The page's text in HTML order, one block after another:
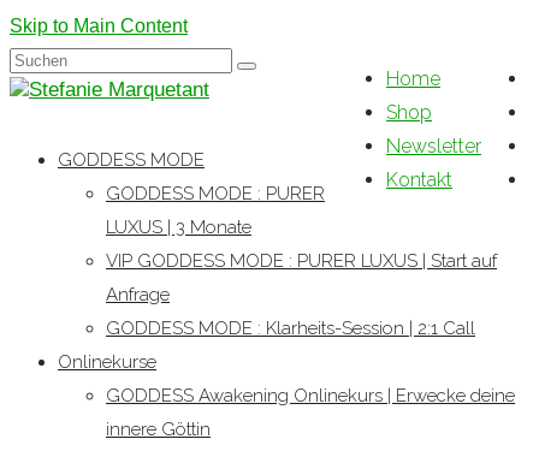
Skip to Main Content
Home
Shop
Newsletter
Kontakt
Suchen
nach:
GODDESS MODE
GODDESS MODE : PURER
LUXUS | 3 Monate
VIP GODDESS MODE : PURER LUXUS | Start auf
Anfrage
GODDESS MODE : Klarheits-Session | 2:1 Call
Onlinekurse
GODDESS Awakening Onlinekurs | Erwecke deine
innere Göttin